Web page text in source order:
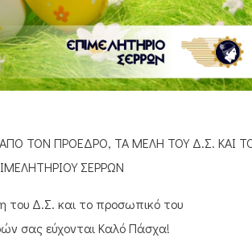
ΑΠΟ ΤΟΝ ΠΡΟΕΔΡΟ, ΤΑ ΜΕΛΗ ΤΟΥ Δ.Σ. ΚΑΙ
ΣΕΡΡΩΝ
του Δ.Σ. και το προσωπικό του
σας εύχονται Καλό Πάσχα!